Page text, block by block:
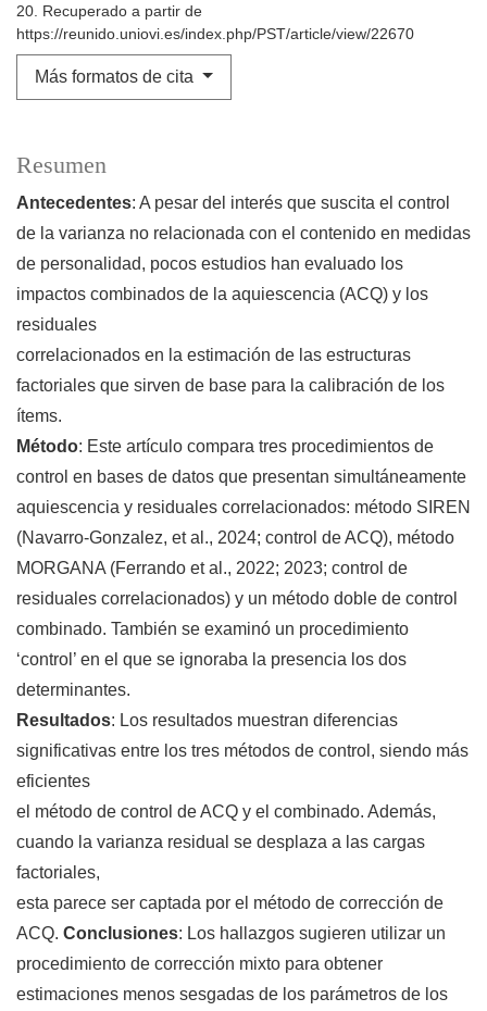
20. Recuperado a partir de
https://reunido.uniovi.es/index.php/PST/article/view/22670
Más formatos de cita
Resumen
Antecedentes: A pesar del interés que suscita el control
de la varianza no relacionada con el contenido en medidas
de personalidad, pocos estudios han evaluado los
impactos combinados de la aquiescencia (ACQ) y los
residuales
correlacionados en la estimación de las estructuras
factoriales que sirven de base para la calibración de los
ítems.
Método: Este artículo compara tres procedimientos de
control en bases de datos que presentan simultáneamente
aquiescencia y residuales correlacionados: método SIREN
(Navarro-Gonzalez, et al., 2024; control de ACQ), método
MORGANA (Ferrando et al., 2022; 2023; control de
residuales correlacionados) y un método doble de control
combinado. También se examinó un procedimiento
‘control’ en el que se ignoraba la presencia los dos
determinantes.
Resultados: Los resultados muestran diferencias
significativas entre los tres métodos de control, siendo más
eficientes
el método de control de ACQ y el combinado. Además,
cuando la varianza residual se desplaza a las cargas
factoriales,
esta parece ser captada por el método de corrección de
ACQ. Conclusiones: Los hallazgos sugieren utilizar un
procedimiento de corrección mixto para obtener
estimaciones menos sesgadas de los parámetros de los